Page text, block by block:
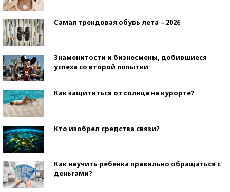
Самая трендовая обувь лета – 2026
Знаменитости и бизнесмены, добившиеся
успеха со второй попытки
Как защититься от солнца на курорте?
Кто изобрел средства связи?
Как научить ребенка правильно обращаться с
деньгами?